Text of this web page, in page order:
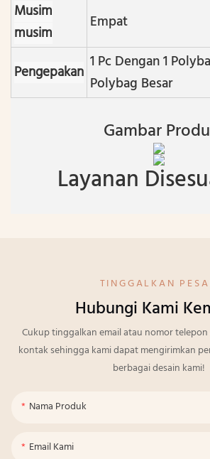
Musim
musim
Empat
Pengepakan 1 Pc Dengan 1
Polybag Besar
Gambar
Layanan
TINGGALKAN
Hubungi Kami
Cukup tinggalkan email atau nomor
kontak sehingga kami dapat mengirimkan
berbagai desain kami!
Nama Produk
Email Kami